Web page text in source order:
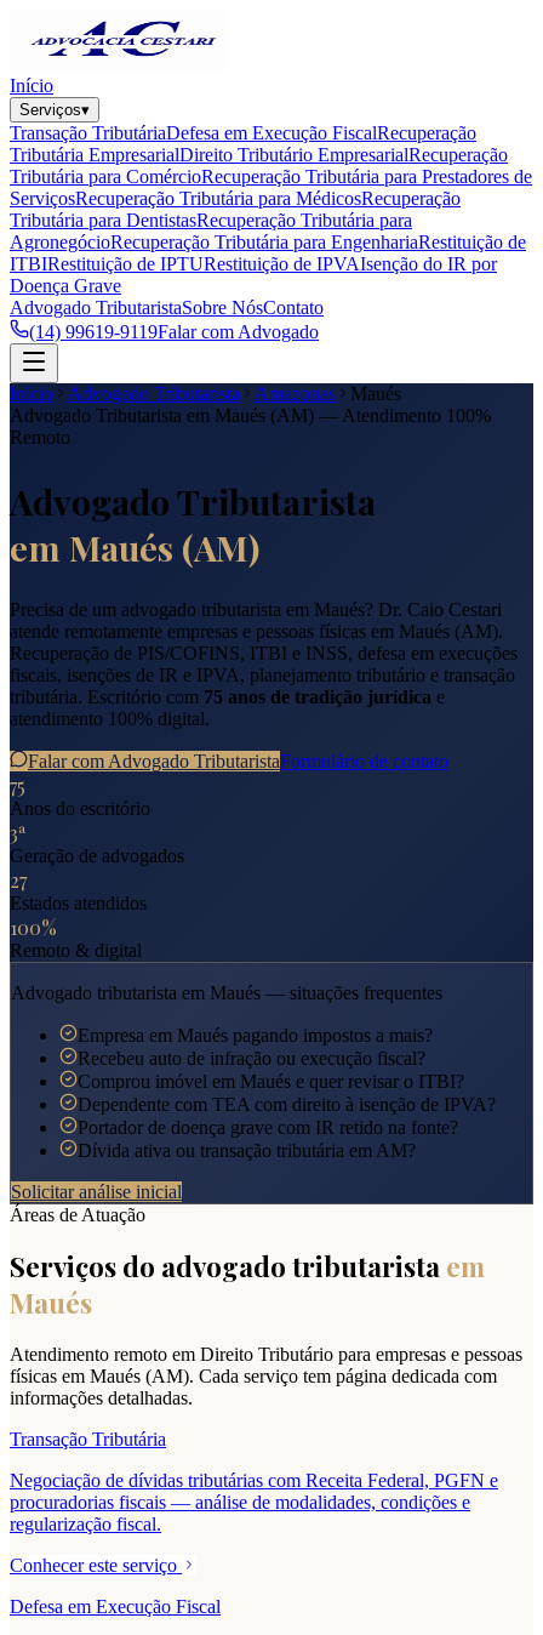
Início
Serviços▾
Transação TributáriaDefesa em Execução FiscalRecuperação
Tributária EmpresarialDireito Tributário EmpresarialRecuperação
Tributária para ComércioRecuperação Tributária para Prestadores de
ServiçosRecuperação Tributária para MédicosRecuperação
Tributária para DentistasRecuperação Tributária para
AgronegócioRecuperação Tributária para EngenhariaRestituição de
ITBIRestituição de IPTURestituição de IPVAIsenção do IR por
Doença Grave
Advogado TributaristaSobre NósContato
(14) 99619-9119Falar com Advogado
Início Advogado Tributarista Amazonas
Maués
Advogado Tributarista em Maués (AM) — Atendimento 100%
Remoto
Advogado Tributarista
em Maués (AM)
Precisa de um advogado tributarista em Maués? Dr. Caio Cestari
atende remotamente empresas e pessoas físicas em Maués (AM).
Recuperação de PIS/COFINS, ITBI e INSS, defesa em execuções
fiscais, isenções de IR e IPVA, planejamento tributário e transação
tributária. Escritório com 75 anos de tradição jurídica e
atendimento 100% digital.
Falar com Advogado TributaristaFormulário de contato
75
Anos do escritório
3ª
Geração de advogados
27
Estados atendidos
100%
Remoto & digital
Advogado tributarista em Maués — situações frequentes
Empresa em Maués pagando impostos a mais?
Recebeu auto de infração ou execução fiscal?
Comprou imóvel em Maués e quer revisar o ITBI?
Dependente com TEA com direito à isenção de IPVA?
Portador de doença grave com IR retido na fonte?
Dívida ativa ou transação tributária em AM?
Solicitar análise inicial
Áreas de Atuação
Serviços do advogado tributarista em
Maués
Atendimento remoto em Direito Tributário para empresas e pessoas
físicas em Maués (AM). Cada serviço tem página dedicada com
informações detalhadas.
Transação Tributária
Negociação de dívidas tributárias com Receita Federal, PGFN e
procuradorias fiscais — análise de modalidades, condições e
regularização fiscal.
Conhecer este serviço
Defesa em Execução Fiscal